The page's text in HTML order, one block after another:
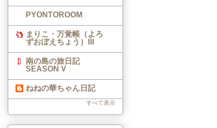
PYONTOROOM
まりこ・万覚帳（よろ
ずおぼえちょう）Ⅲ
南の島の旅日記
SEASON Ⅴ
ねねの華ちゃん日記
すべて表示